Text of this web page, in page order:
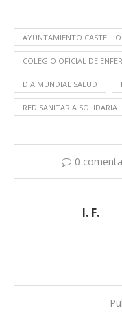
AYUNTAMIENTO
COLEGIO OFICIAL DE
DIA MUNDIAL SALUD
RED SANITARIA SOLIDARIA
0
I. F.